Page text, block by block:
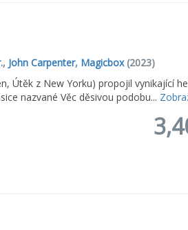
, John Carpenter, Magicbox(2023)
Útěk z New Yorku) propojil vynikající
nazvané Věc děsivou podobu...